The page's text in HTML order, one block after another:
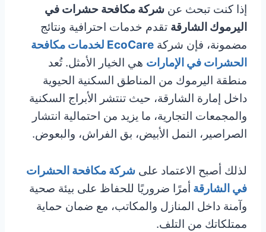
إذا كنت تبحث عن شركة مكافحة حشرات في
اليرموك الشارقة تقدم خدمات احترافية ونتائج
مضمونة، فإن شركة
EcoCare لخدمات مكافحة
الحشرات في الإمارات هي الخيار الأمثل. تُعد
منطقة اليرموك من المناطق السكنية الحيوية
داخل إمارة الشارقة، حيث تنتشر الأبراج السكنية
والمجمعات التجارية، ما يزيد من احتمالية انتشار
الصراصير، النمل الأبيض، بق الفراش، والبعوض.
لذلك أصبح الاعتماد على شركة مكافحة الحشرات
في الشارقة أمرًا ضروريًا للحفاظ على بيئة صحية
وآمنة داخل المنازل والمكاتب، مع ضمان حماية
ممتلكاتك من التلف.